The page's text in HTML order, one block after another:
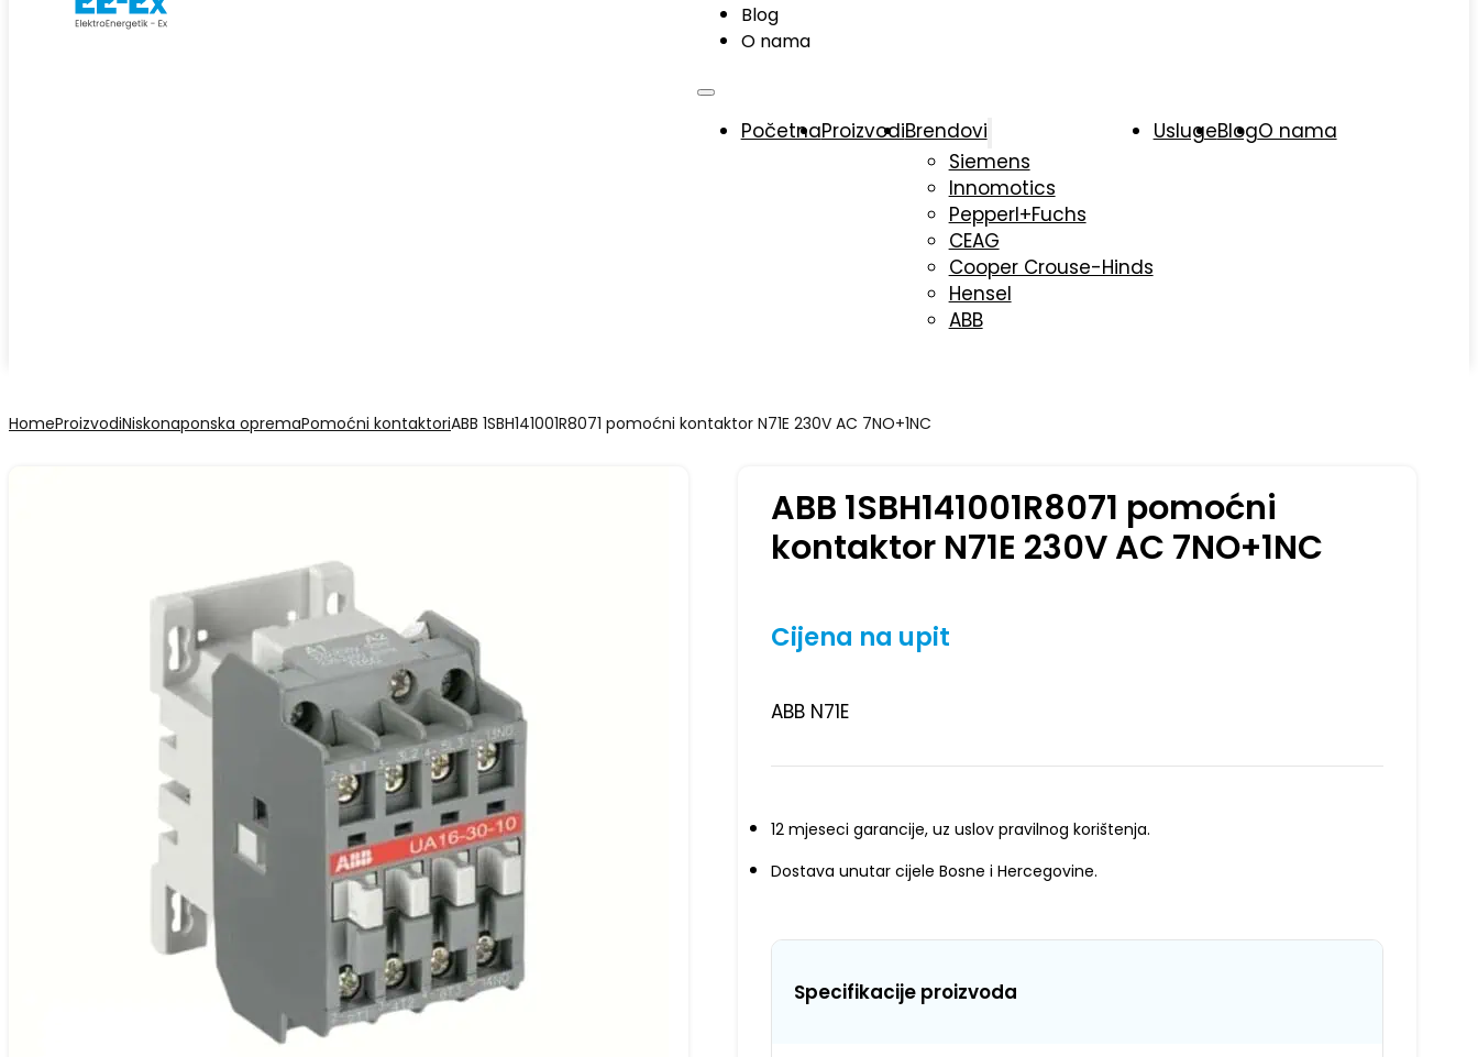
Blog
O nama
PočetnaProizvodiBrendovi
Siemens
Innomotics
Pepperl+Fuchs
CEAG
Cooper Crouse-Hinds
Hensel
ABB
UslugeBlogO nama
HomeProizvodiNiskonaponska opremaPomoćni kontaktoriABB 1SBH141001R8071 pomoćni kontaktor N71E 230V AC 7NO+1NC
ABB 1SBH141001R8071 pomoćni
kontaktor N71E 230V AC 7NO+1NC
Cijena na upit
ABB N71E
12 mjeseci garancije, uz uslov pravilnog korištenja.
Dostava unutar cijele Bosne i Hercegovine.
Specifikacije proizvoda